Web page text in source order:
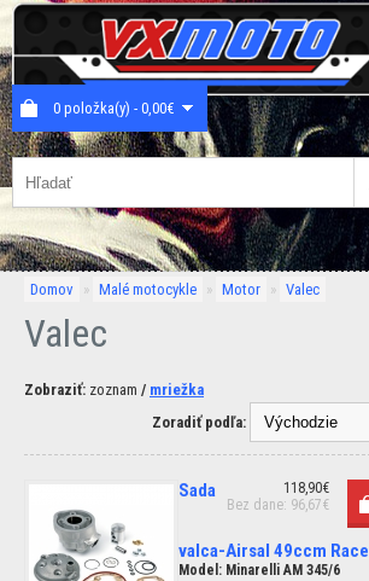
0 položka(y) - 0,00€
Domov » Malé motocykle » Motor » Valec
Valec
Zobraziť: zoznam / mriežka
Zoradiť podľa:
118,90€
Bez dane: 96,67€
Sada
valca-Airsal 49ccm Race
Model: Minarelli AM 345/6